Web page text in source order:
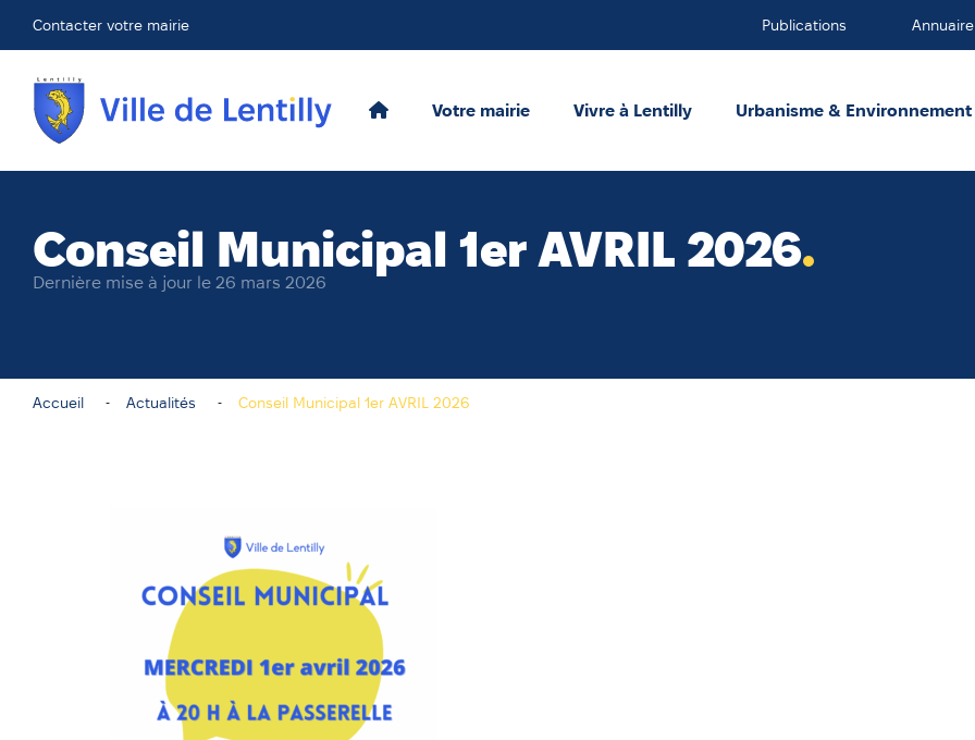
Contacter votre mairie Publications Annuaire
Votre mairie Vivre à Lentilly Urbanisme & Environnement
Conseil Municipal 1er AVRIL 2026
Dernière mise à jour le 26 mars 2026
Accueil Actualités Conseil Municipal 1er AVRIL 2026